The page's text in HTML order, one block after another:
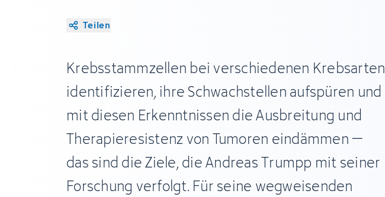
Teilen
Krebsstammzellen bei verschiedenen Krebsarten
identifizieren, ihre Schwachstellen aufspüren und
mit diesen Erkenntnissen die Ausbreitung und
Therapieresistenz von Tumoren eindämmen –
das sind die Ziele, die Andreas Trumpp mit seiner
Forschung verfolgt. Für seine wegweisenden